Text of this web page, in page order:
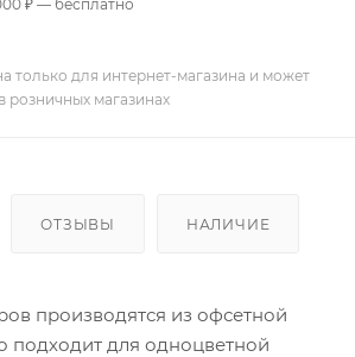
₽ — бесплатно
только для интернет-магазина и может
розничных магазинах
ОТЗЫВЫ НАЛИЧИЕ
производятся из офсетной
подходит для одноцветной